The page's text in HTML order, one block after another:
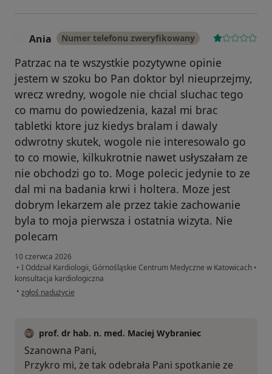
Ania Numer telefonu zweryfikowany
Patrzac na te wszystkie pozytywne opinie
jestem w szoku bo Pan doktor byl nieuprzejmy,
wrecz wredny, wogole nie chcial sluchac tego
co mamu do powiedzenia, kazal mi brac
tabletki ktore juz kiedys bralam i dawaly
odwrotny skutek, wogole nie interesowalo go
to co mowie, kilkukrotnie nawet usłyszałam ze
nie obchodzi go to. Moge polecic jedynie to ze
dal mi na badania krwi i holtera. Moze jest
dobrym lekarzem ale przez takie zachowanie
byla to moja pierwsza i ostatnia wizyta. Nie
polecam
10 czerwca 2026
• I Oddział Kardiologii, Górnośląskie Centrum Medyczne w Katowicach •
konsultacja kardiologiczna
• w opinii użytkownika Ania
zgłoś nadużycie
prof. dr hab. n. med. Maciej Wybraniec
Szanowna Pani,
Przykro mi, że tak odebrała Pani spotkanie ze